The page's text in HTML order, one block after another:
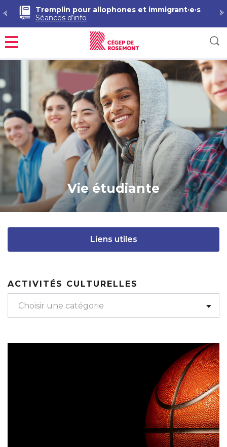
Tremplin pour allophones et immigrant·e·s
Séances d’info
Menu
Vie étudiante
Liens utiles
ACTIVITÉS CULTURELLES
Choisir une catégorie